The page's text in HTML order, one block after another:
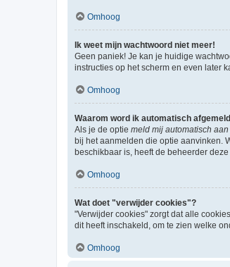
Omhoog
Ik weet mijn wachtwoord niet meer!
Geen paniek! Je kan je huidige
instructies op het scherm en even later
Omhoog
Waarom word ik automatisch
Als je de optie meld mij automatisch
bij het aanmelden die optie aanvinken.
beschikbaar is, heeft de beheerder deze
Omhoog
Wat doet "verwijder cookies"?
"Verwijder cookies" zorgt dat alle
dit heeft inschakeld, om te zien welke
Omhoog